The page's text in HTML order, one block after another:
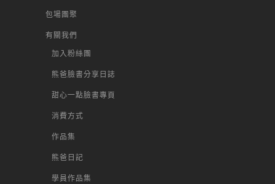
包場團聚
有關我們
加入粉絲團
熊爸臉書分享日誌
甜心一點臉書專頁
消費方式
作品集
熊爸日記
學員作品集